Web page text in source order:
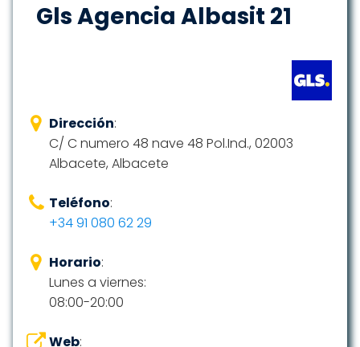
Gls Agencia Albasit 21
Dirección:
C/ C numero 48 nave 48 Pol.Ind., 02003
Albacete, Albacete
Teléfono:
+34 91 080 62 29
Horario:
Lunes a viernes:
08:00-20:00
Web: